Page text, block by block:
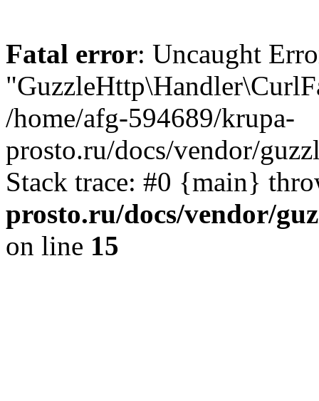
Fatal error: Uncaught
/home/afg-594689/krupa-
prosto.ru/docs/vendor/
Stack trace: #0 {main}
prosto.ru/docs/vendor/
on line 15